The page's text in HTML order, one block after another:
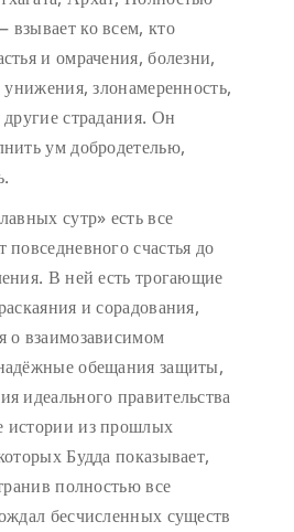
ко всем, кто
и омрачения, болезни,
злонамеренность,
страдания. Он
ум добродетелью,
сутр» есть все
счастья до
В ней есть трогающие
и сорадования,
о взаимозависимом
обещания защиты,
идеального правительства
из прошлых
Будда показывает,
полностью все
бесчисленных существ